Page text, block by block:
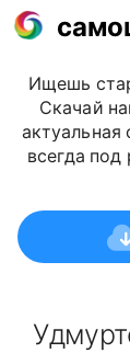
Ищешь
Скачай
актуальная
всегда